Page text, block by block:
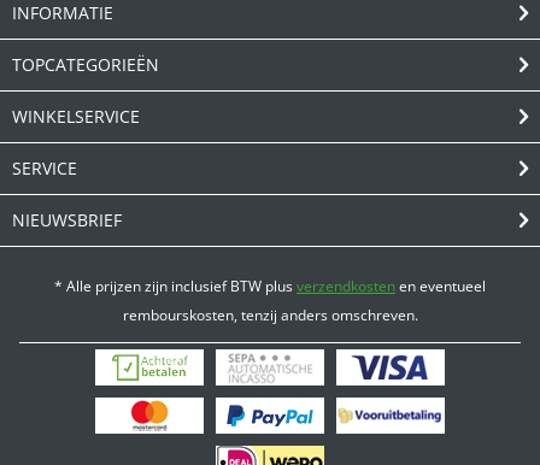
INFORMATIE
TOPCATEGORIEËN
WINKELSERVICE
SERVICE
NIEUWSBRIEF
* Alle prijzen zijn inclusief BTW plusverzendkostenen eventueel
rembourskosten, tenzij anders omschreven.